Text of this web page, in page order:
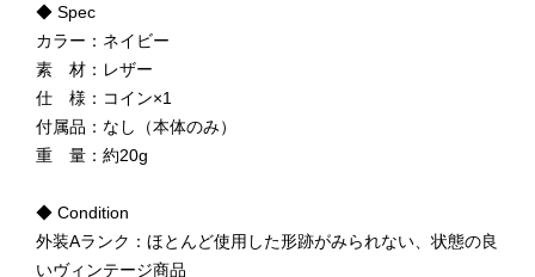
◆ Spec
カラー：ネイビー
素 材：レザー
仕 様：コイン×1
付属品：なし（本体のみ）
重 量：約20g
◆ Condition
外装Aランク：ほとんど使用した形跡がみられない、状態の良
いヴィンテージ商品